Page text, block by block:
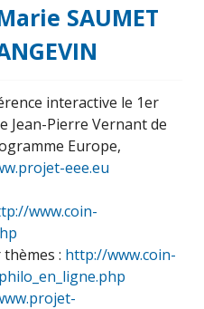
SAUMET
interactive le 1er
Jean-Pierre Vernant de
Europe,
eee.eu
www.coin-
: http://www.coin-